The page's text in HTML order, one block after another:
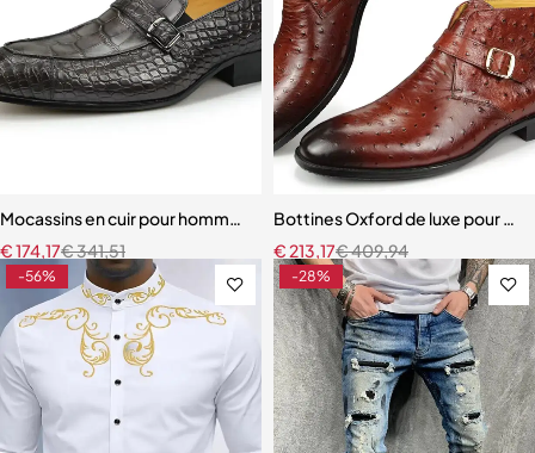
Mocassins en cuir pour hommes chaussures imprimées serpent
€341,51
€174,17
Bottines Oxford de luxe pour
€409,94
€213,17
-56% -28%